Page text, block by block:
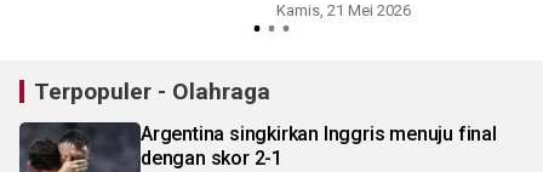
Kamis, 21 Mei 2026
Terpopuler - Olahraga
Argentina singkirkan Inggris menuju final
dengan skor 2-1